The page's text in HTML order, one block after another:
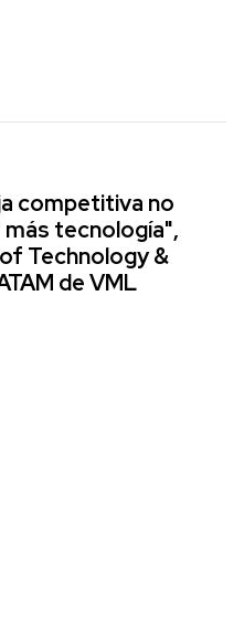
competitiva no
tecnología",
Technology &
de VML